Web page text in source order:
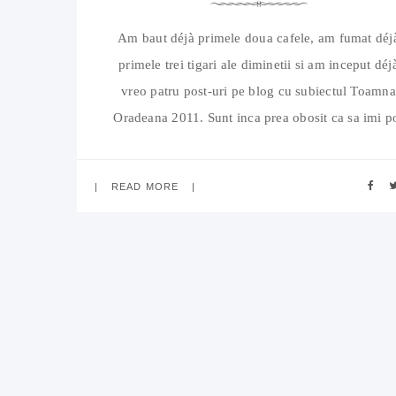
Am baut déjà primele doua cafele, am fumat
primele trei tigari ale diminetii si am inceput
vreo patru post-uri pe blog cu subiectul Toamna
Oradeana 2011. Sunt inca prea obosit ca sa imi
READ MORE